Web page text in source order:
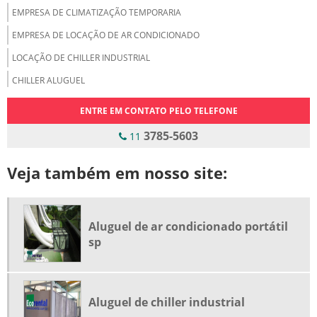
EMPRESA DE CLIMATIZAÇÃO TEMPORARIA
EMPRESA DE LOCAÇÃO DE AR CONDICIONADO
LOCAÇÃO DE CHILLER INDUSTRIAL
CHILLER ALUGUEL
ALUGAR CHILLER
ALUGUEL DE CHILLER INDUSTRIAL
EMPRESA LOCADORA DE CHILLER
LOCADORA DE CHILLER EM SÃO PAULO
LOCADORA DE CHILLER SP
PREÇO DE LOCAÇÃO DE CHILLER
PREÇO DE LOCAÇÃO DE CHILLER INDUSTRIAL
ENTRE EM CONTATO PELO TELEFONE
11 3785-5603
Veja também em nosso site:
Aluguel de ar condicionado portátil
sp
Aluguel de chiller industrial